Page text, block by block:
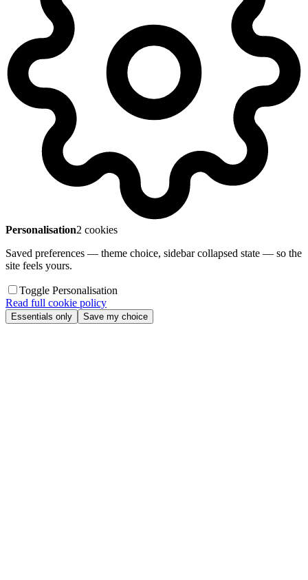
Personalisation2 cookies
Saved preferences — theme choice, sidebar collapsed state — so the
site feels yours.
Toggle Personalisation
Read full cookie policy
Essentials only Save my choice